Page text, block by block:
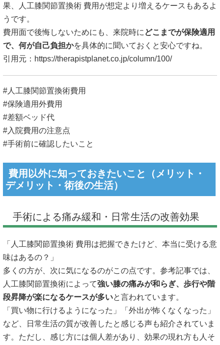
果、人工膝関節置換術 費用が想定より増えるケースもあるよ
うです。
費用面で後悔しないためにも、来院時に どこまでが保険適用
で、何が自己負担かを具体的に聞いておくと安心ですね。
引用元： https://therapistplanet.co.jp/column/100/
#人工膝関節置換術費用
#保険適用外費用
#差額ベッド代
#入院費用の注意点
#手術前に確認したいこと
費用以外に知っておきたいこと（メリット・
デメリット・術後の生活）
手術による痛み緩和・日常生活の改善効果
「人工膝関節置換術 費用は把握できたけど、本当に受ける意
味はあるの？」
多くの方が、次に気になるのがこの点です。参考記事では、
人工膝関節置換術によって強い膝の痛みが和らぎ、歩行や階
段昇降が楽になるケースが多いと言われています。
「買い物に行けるようになった」「外出が怖くなくなった」
など、日常生活の質が改善したと感じる声も紹介されていま
す。ただし、感じ方には個人差があり、効果の現れ方も人そ